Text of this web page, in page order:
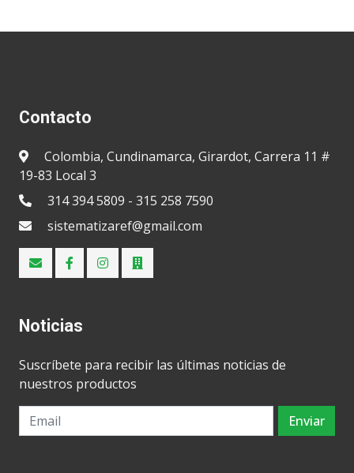
Contacto
Colombia, Cundinamarca, Girardot, Carrera 11 #
19-83 Local 3
314 394 5809 - 315 258 7590
sistematizaref@gmail.com
Noticias
Suscríbete para recibir las últimas noticias de
nuestros productos
Enviar